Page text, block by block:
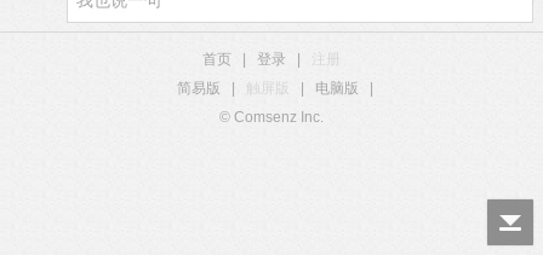
首页 登录
注册
简易版
触屏版 电脑版
© Comsenz Inc.